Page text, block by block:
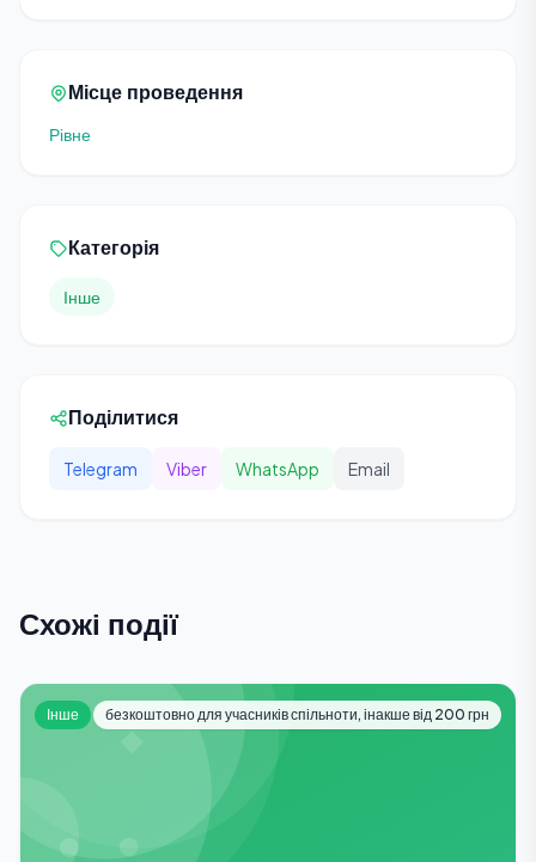
Місце проведення
Рівне
Категорія
Інше
Поділитися
Telegram Viber WhatsApp Email
Схожі події
Інше безкоштовно для учасників спільноти, інакше від 200 грн